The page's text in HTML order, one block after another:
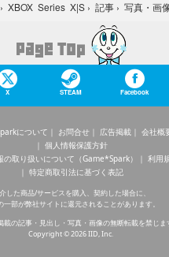
› XBOX Series X|S › 記事 › 写真・画
X STEAM Facebook
について お問合せ 広告掲載
会社概
個人情報保護方針
の取り扱いについて（Game*Spark）
利用
特定商取引法に基づく表記
した商品/サービスを購入、契約した場合に、
一部が弊社サイトに還元されることがあります。
載の記事・見出し・写真・画像の無断転載を禁じま
Copyright © 2026 IID, Inc.